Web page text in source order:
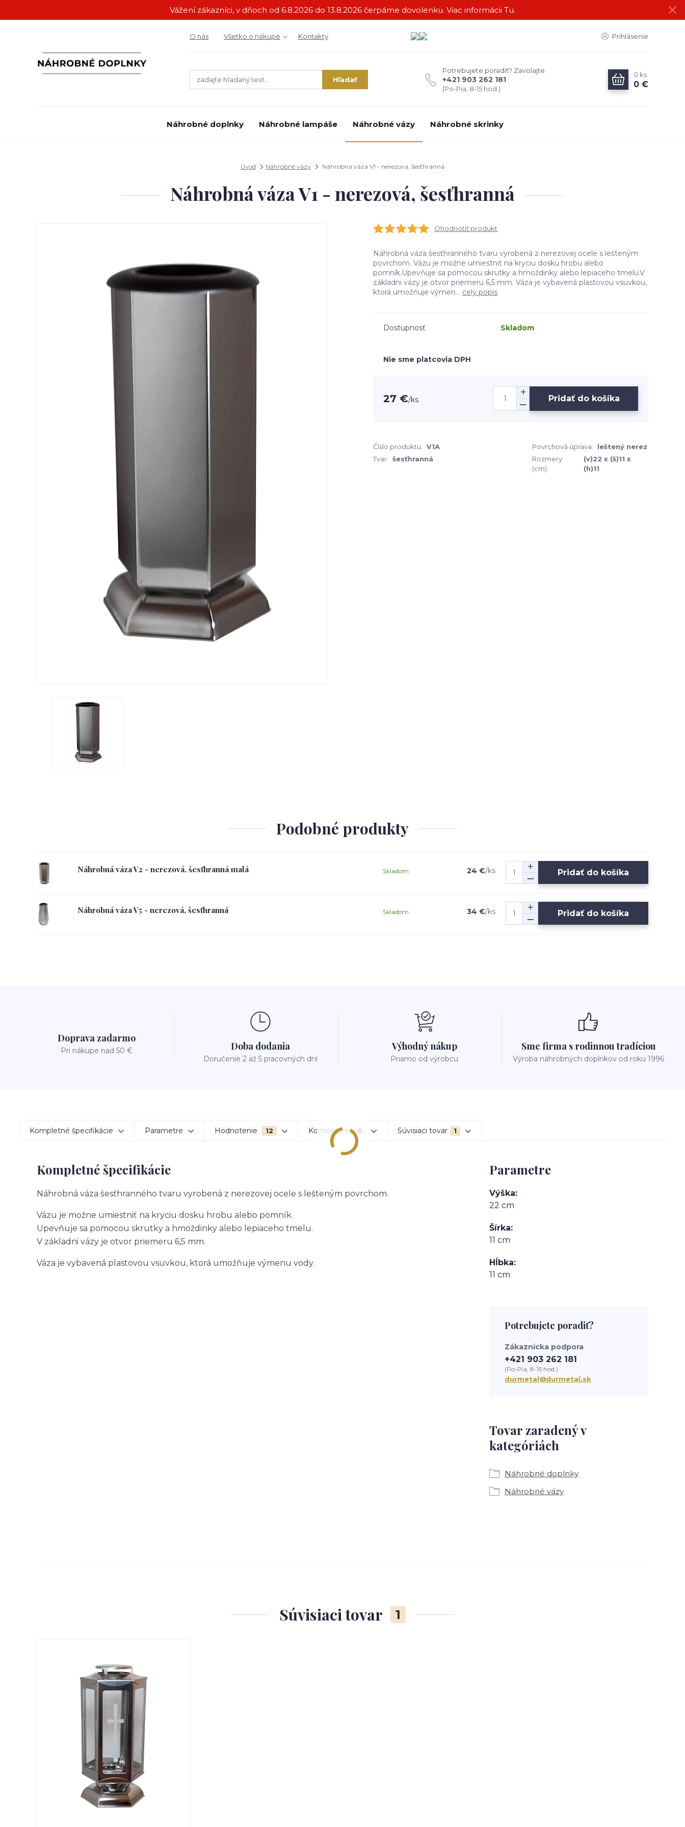
Vážení zákazníci, v dňoch od 6.8.2026 do 13.8.2026 čerpáme dovolenku. Viac informácii Tu.
O nás Všetko o nákupe Kontakty Prihlásenie
Hľadať
Potrebujete poradiť? Zavolajte.
+421 903 262 181
(Po-Pia, 8-15 hod.)
0 ks
0 €
Náhrobné doplnky Náhrobné lampáše Náhrobné vázy Náhrobné skrinky
Úvod Náhrobné vázy Náhrobná váza V1 - nerezová, šesťhranná
Náhrobná váza V1 - nerezová, šesťhranná
Ohodnotiť produkt
Náhrobná váza šesťhranného tvaru vyrobená z nerezovej ocele s lešteným
povrchom. Vázu je možne umiestniť na kryciu dosku hrobu alebo
pomník.Upevňuje sa pomocou skrutky a hmoždinky alebo lepiaceho tmelu.V
základni vázy je otvor priemeru 6,5 mm. Váza je vybavená plastovou vsuvkou,
ktorá umožňuje výmen... celý popis
Dostupnosť Skladom
Nie sme platcovia DPH
27 €/ks Pridať do košíka
Číslo produktu: V1A Povrchová úprava:
leštený nerez
Tvar: šesťhranná
Rozmery
(cm):
(v)22 x (š)11 x
(h)11
Podobné produkty
Náhrobná váza V2 - nerezová, šesťhranná malá 24 €/ks
Skladom Pridať do košíka
Náhrobná váza V5 - nerezová, šesťhranná 34 €/ks
Skladom Pridať do košíka
Doprava zadarmo
Pri nákupe nad 50 € Doba dodania
Doručenie 2 až 5 pracovných dní
Výhodný nákup
Priamo od výrobcu
Sme firma s rodinnou tradíciou
Výroba náhrobných doplnkov od roku 1996
Kompletné špecifikácie Parametre Hodnotenie 12 Komentáre 0 Súvisiaci tovar 1
Kompletné špecifikácie
Náhrobná váza šesťhranného tvaru vyrobená z nerezovej ocele s lešteným povrchom.
Vázu je možne umiestniť na kryciu dosku hrobu alebo pomník.
Upevňuje sa pomocou skrutky a hmoždinky alebo lepiaceho tmelu.
V základni vázy je otvor priemeru 6,5 mm.
Váza je vybavená plastovou vsuvkou, ktorá umožňuje výmenu vody.
Parametre
Výška
22 cm
Šírka
11 cm
Hĺbka
11 cm
Tovar zaradený v
kategóriách
Náhrobné doplnky
Náhrobné vázy
Potrebujete poradiť?
Zákaznícka podpora
+421 903 262 181
(Po-Pia, 8-15 hod.)
durmetal@durmetal.sk
Súvisiaci tovar 1